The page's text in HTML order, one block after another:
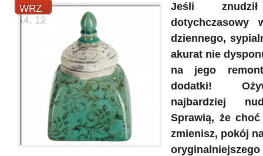
WRZ
14, 12
Jeśli
dotychczasowy
dziennego,
akurat nie
na jego
dodatki!
najbardziej
Sprawią, że
zmienisz, pokój
oryginalniejszego